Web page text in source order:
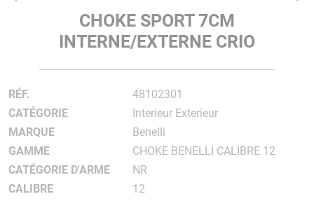
CHOKE SPORT 7CM
INTERNE/EXTERNE CRIO
RÉF.
48102301
CATÉGORIE
Interieur Exterieur
MARQUE
Benelli
GAMME
CHOKE BENELLI CALIBRE 12
CATÉGORIE D'ARME
NR
CALIBRE
12